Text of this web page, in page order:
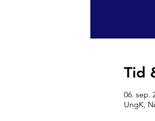
Tid
06. sep.
UngK,